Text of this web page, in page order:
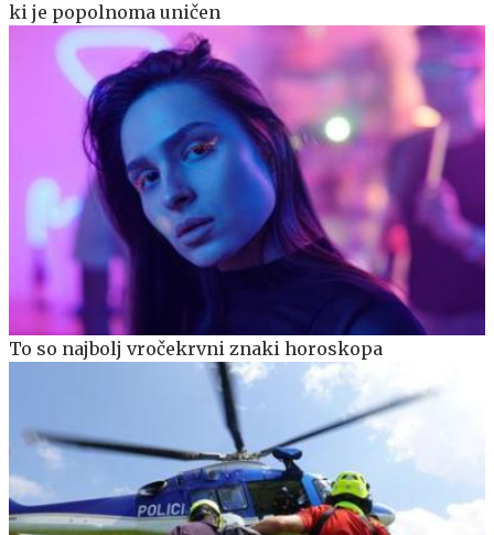
ki je popolnoma uničen
To so najbolj vročekrvni znaki horoskopa